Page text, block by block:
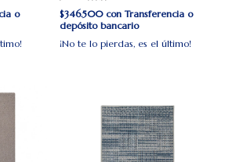
o
$346.500 con Transferencia o
depósito bancario
¡No te lo pierdas, es el último!